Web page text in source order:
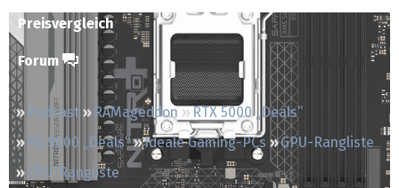
Preisvergleich
Forum
Podcast RAMageddon
RTX 5000 „Deals“
RX 9000 „Deals“
Ideale Gaming-PCs
GPU-Rangliste
CPU-Rangliste